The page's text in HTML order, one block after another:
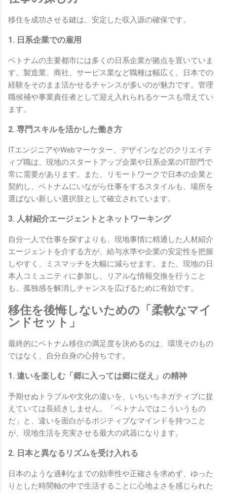
移住を成功させる鍵は、安定した収入源の確保です。
1. 日系企業での雇用
ベトナムの主要都市には多くの日系企業が拠点を置いていま
す。製造業、商社、サービス業など職種は幅広く、日本での
経験をそのまま活かせるチャンスが多いのが魅力です。管理
職候補や事業責任者として迎え入れられるケースも増えてい
ます。
2. 専門スキルを活かした働き方
ITエンジニアやWebマーケター、デザインなどのクリエイテ
ィブ職は、現地のスタートアップ企業や日系企業のIT部門で
常に需要があります。また、リモートワークで日本の企業と
契約し、ベトナムにいながら仕事をするスタイルも、場所を
選ばない新しい選択肢として確立されています。
3. 人材紹介エージェントとネットワーキング
自分一人で仕事を探すよりも、現地事情に精通した人材紹介
エージェントを介する方が、給与水準や企業の安定性を把握
しやすく、ミスマッチを大幅に減らせます。また、現地の日
本人コミュニティに参加し、リアルな情報交換を行うこと
も、孤独感を解消しチャンスを広げるために有効です。
移住を後悔しないための「柔軟なマイ
ンドセット」
最終的にベトナム移住の満足度を決めるのは、環境そのもの
ではなく、自分自身の心持ちです。
1. 違いを楽しむ「郷に入っては郷に従え」の精神
予期せぬトラブルや文化の違いを、いちいちネガティブに捉
えていては長続きしません。「ベトナムではこういうもの
だ」と、違いを面白がるポジティブなマインドを持つこと
が、現地生活を充実させる最大の武器になります。
2. 日本と異なるリズムを受け入れる
日本のような過剰なまでの効率性や正確さを求めず、ゆった
りとした時間軸の中で生活することに心地よさを感じられた